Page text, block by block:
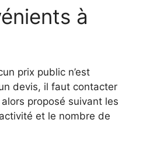
à
prix public n’est
devis, il faut contacter
proposé suivant les
et le nombre de